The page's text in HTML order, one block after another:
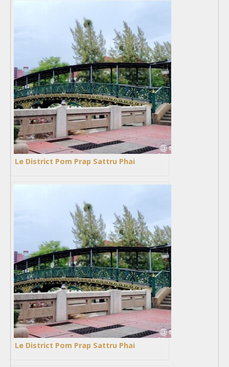
Le District Pom Prap Sattru Phai
Le District Pom Prap Sattru Phai